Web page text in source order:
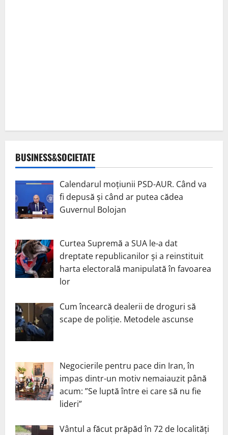
BUSINESS&SOCIETATE
Calendarul moțiunii PSD-AUR. Când va
fi depusă și când ar putea cădea
Guvernul Bolojan
Curtea Supremă a SUA le-a dat
dreptate republicanilor și a reinstituit
harta electorală manipulată în favoarea
lor
Cum încearcă dealerii de droguri să
scape de poliție. Metodele ascunse
Negocierile pentru pace din Iran, în
impas dintr-un motiv nemaiauzit până
acum: ”Se luptă între ei care să nu fie
lideri”
Vântul a făcut prăpăd în 72 de localități